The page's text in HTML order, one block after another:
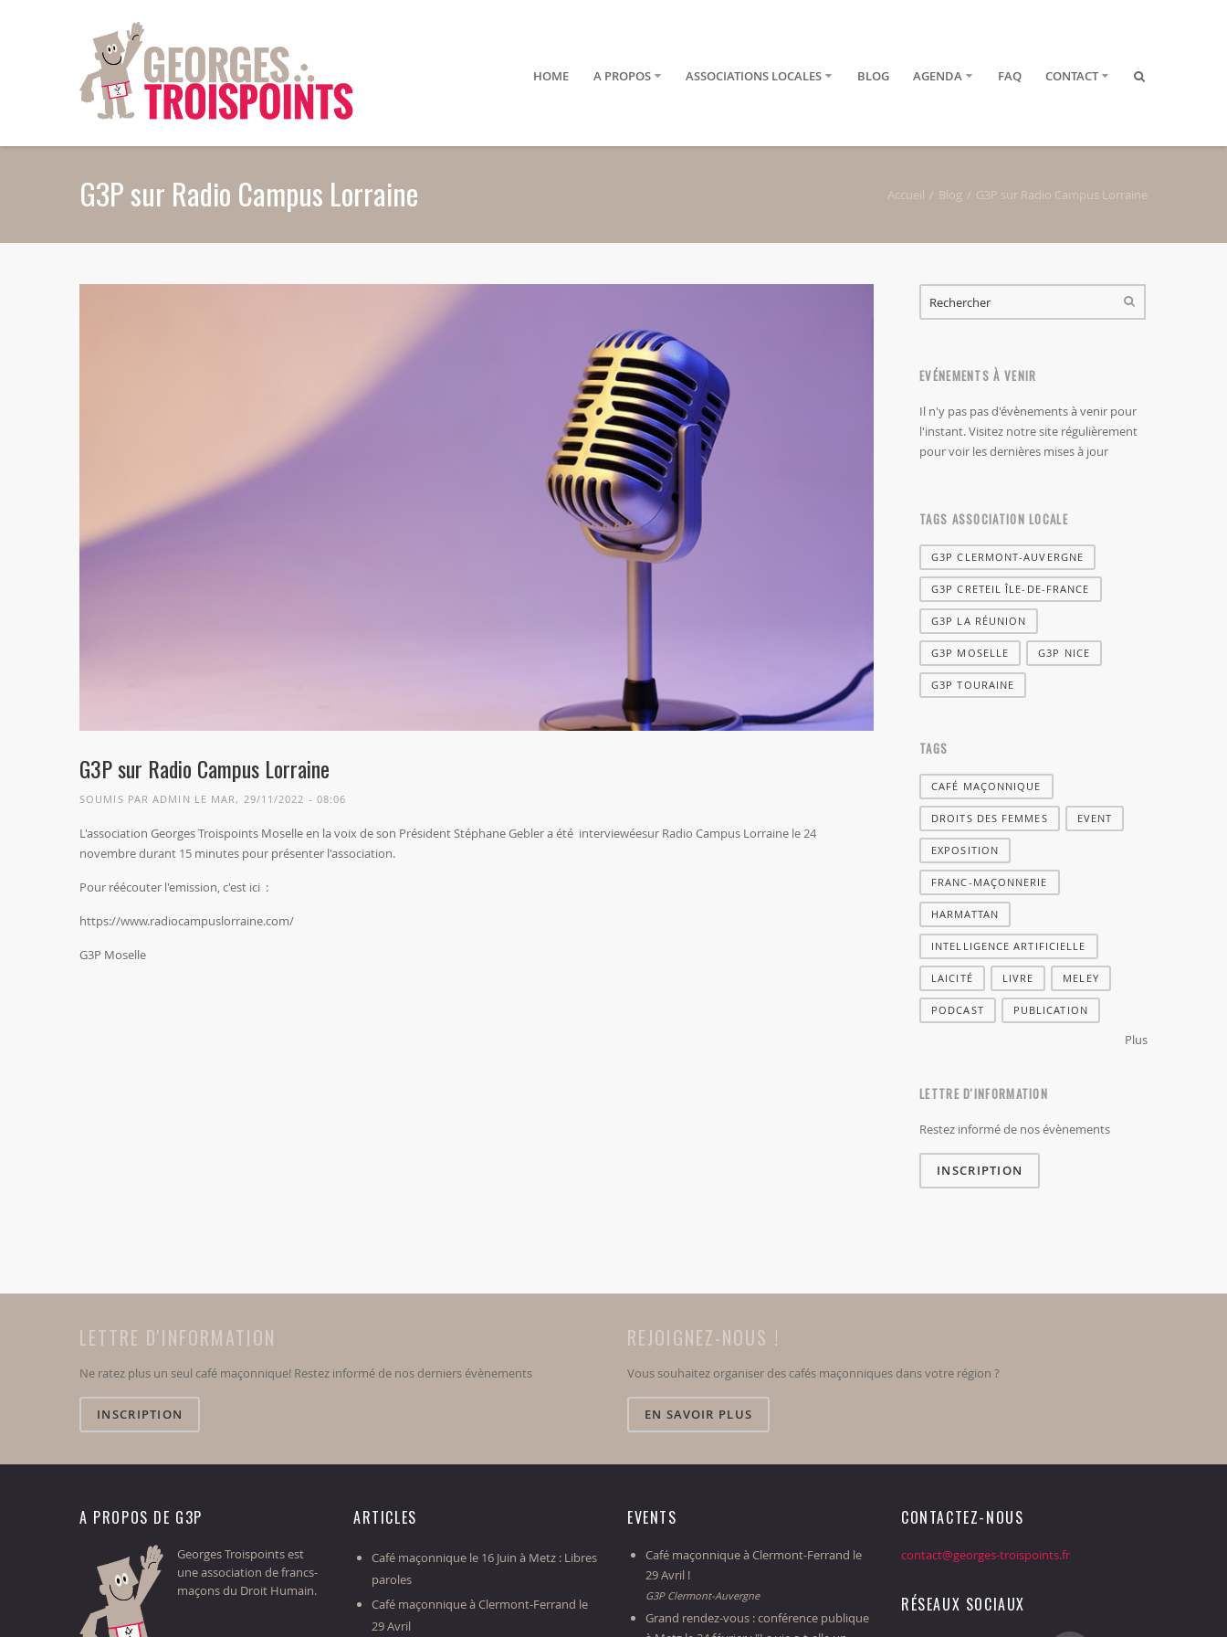
HOME A PROPOS ASSOCIATIONS LOCALES BLOG AGENDA FAQ CONTACT
G3P sur Radio Campus Lorraine Accueil Blog G3P sur Radio Campus Lorraine
G3P sur Radio Campus Lorraine
SOUMIS PARADMIN LE MAR, 29/11/2022 - 08:06
L'association Georges Troispoints Moselle en la voix de son Président Stéphane Gebler a été interviewéesur Radio Campus Lorraine le 24
novembre durant 15 minutes pour présenter l'association.
Pour réécouter l'emission, c'est ici :
https://www.radiocampuslorraine.com/
G3P Moselle
FORMULAIRE DE RECHERCHE
EVÉNEMENTS À VENIR
Il n'y pas pas d'évènements à venir pour
l'instant. Visitez notre site régulièrement
pour voir les dernières mises à jour
TAGS ASSOCIATION LOCALE
G3P CLERMONT-AUVERGNE
G3P CRETEIL ÎLE-DE-FRANCE
G3P LA RÉUNION
G3P MOSELLE G3P NICE
G3P TOURAINE
TAGS
CAFÉ MAÇONNIQUE
DROITS DES FEMMES EVENT
EXPOSITION
FRANC-MAÇONNERIE
HARMATTAN
INTELLIGENCE ARTIFICIELLE
LAICITÉ LIVRE MELEY
PODCAST PUBLICATION
Plus
LETTRE D'INFORMATION
Restez informé de nos évènements
INSCRIPTION
LETTRE D'INFORMATION
Ne ratez plus un seul café maçonnique! Restez informé de nos derniers évènements
INSCRIPTION
REJOIGNEZ-NOUS !
Vous souhaitez organiser des cafés maçonniques dans votre région ?
EN SAVOIR PLUS
A PROPOS DE G3P
Georges Troispoints est
une association de francs-
maçons du Droit Humain.
ARTICLES
Café maçonnique le 16 Juin à Metz : Libres
paroles
Café maçonnique à Clermont-Ferrand le
29 Avril
EVENTS
Café maçonnique à Clermont-Ferrand le
29 Avril !
G3P Clermont-Auvergne
Grand rendez-vous : conférence publique
CONTACTEZ-NOUS
contact@georges-troispoints.fr
RÉSEAUX SOCIAUX